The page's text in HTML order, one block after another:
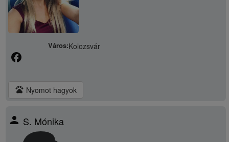
Város:Kolozsvár
facebook
pets Nyomot hagyok
person S. Mónika